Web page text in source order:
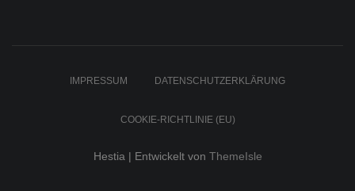
IMPRESSUM DATENSCHUTZERKLÄRUNG
COOKIE-RICHTLINIE (EU)
Hestia | Entwickelt von ThemeIsle